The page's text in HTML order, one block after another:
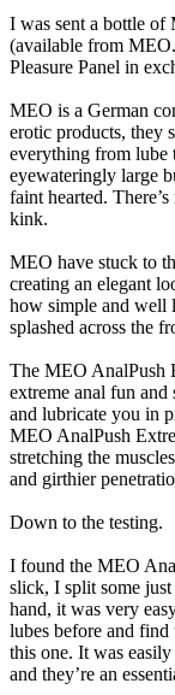
I was sent a bottle
(available from
Pleasure Panel in
MEO is a German
erotic products, they
everything from lube
eyewateringly large
faint hearted.
kink.
MEO have stuck to
creating an elegant
how simple and
splashed across the
The MEO AnalPush
extreme anal fun
and lubricate you in
MEO AnalPush
stretching the
and girthier
Down to the testing.
I found the MEO
slick, I split some
hand, it was very
lubes before and
this one. It was
and they’re an